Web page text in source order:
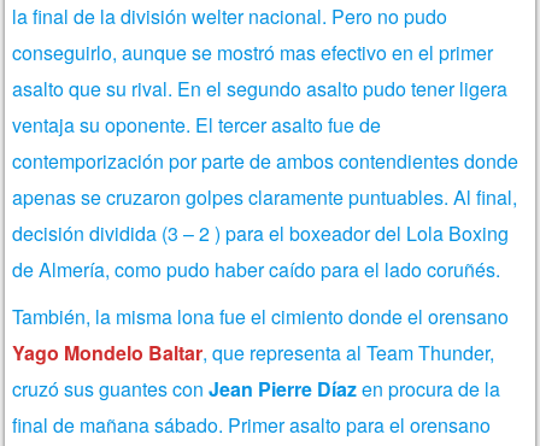
la final de la división welter nacional. Pero no pudo
conseguirlo, aunque se mostró mas efectivo en el primer
asalto que su rival. En el segundo asalto pudo tener ligera
ventaja su oponente. El tercer asalto fue de
contemporización por parte de ambos contendientes donde
apenas se cruzaron golpes claramente puntuables. Al final,
decisión dividida (3 – 2 ) para el boxeador del Lola Boxing
de Almería, como pudo haber caído para el lado coruñés.
También, la misma lona fue el cimiento donde el orensano
Yago Mondelo Baltar, que representa al Team Thunder,
cruzó sus guantes conJean Pierre Díazen procura de la
final de mañana sábado. Primer asalto para el orensano